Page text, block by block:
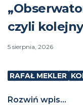
czyli
5 sierpnia, 2026
RAFAŁ MEKLER
Rozwiń wpis...